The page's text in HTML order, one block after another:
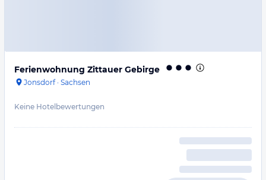
Ferienwohnung Zittauer Gebirge
Jonsdorf· Sachsen
Keine Hotelbewertungen